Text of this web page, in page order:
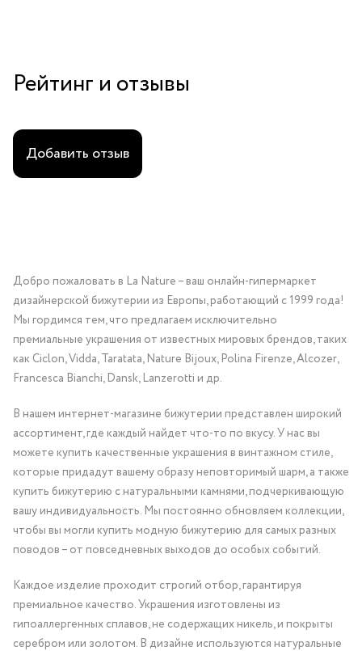
Рейтинг и отзывы
Добавить отзыв
Добро пожаловать в La Nature – ваш онлайн-гипермаркет
дизайнерской бижутерии из Европы, работающий с 1999 года!
Мы гордимся тем, что предлагаем исключительно
премиальные украшения от известных мировых брендов, таких
как Ciclon, Vidda, Taratata, Nature Bijoux, Polina Firenze, Alcozer,
Francesca Bianchi, Dansk, Lanzerotti и др.
В нашем интернет-магазине бижутерии представлен широкий
ассортимент, где каждый найдет что-то по вкусу. У нас вы
можете купить качественные украшения в винтажном стиле,
которые придадут вашему образу неповторимый шарм, а также
купить бижутерию с натуральными камнями, подчеркивающую
вашу индивидуальность. Мы постоянно обновляем коллекции,
чтобы вы могли купить модную бижутерию для самых разных
поводов – от повседневных выходов до особых событий.
Каждое изделие проходит строгий отбор, гарантируя
премиальное качество. Украшения изготовлены из
гипоаллергенных сплавов, не содержащих никель, и покрыты
серебром или золотом. В дизайне используются натуральные